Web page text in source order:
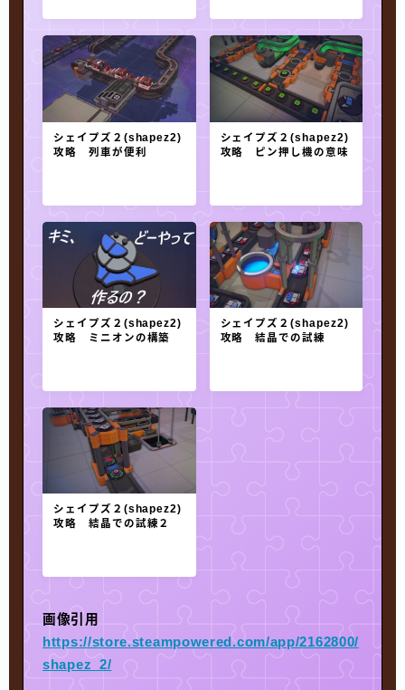
シェイプズ２(shapez2)
攻略 列車が便利
シェイプズ２(shapez2)
攻略 ピン押し機の意味
シェイプズ２(shapez2)
攻略 ミニオンの構築
シェイプズ２(shapez2)
攻略 結晶での試練
シェイプズ２(shapez2)
攻略 結晶での試練２
画像引用
https://store.steampowered.com/app/2162800/
shapez_2/